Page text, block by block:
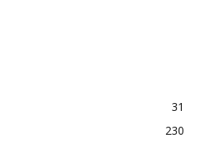
31
230